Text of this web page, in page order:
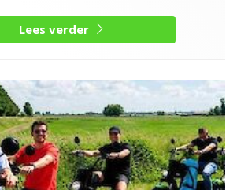
Lees verder